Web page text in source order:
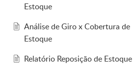
Estoque
Análise de Giro x Cobertura de
Estoque
Relatório Reposição de Estoque